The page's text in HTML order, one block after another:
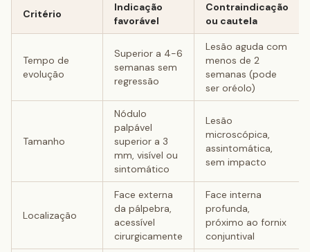
Critério
Indicação
favorável
Contraindicação
ou cautela
Tempo de
evolução
Superior a 4-6
semanas sem
regressão
Lesão aguda com
menos de 2
semanas (pode
ser oréolo)
Tamanho
Nódulo
palpável
superior a 3
mm, visível ou
sintomático
Lesão
microscópica,
assintomática,
sem impacto
Localização
Face externa
da pálpebra,
acessível
cirurgicamente
Face interna
profunda,
próximo ao fornix
conjuntival